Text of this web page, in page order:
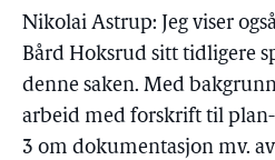
Nikolai Astrup: Jeg viser
Bård Hoksrud sitt tidligere
denne saken. Med
arbeid med forskrift til
3 om dokumentasjon mv.